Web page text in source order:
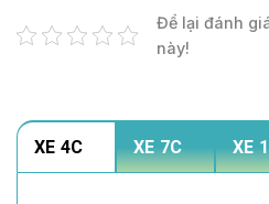
Để lại đánh
này!
XE 4C XE 7C XE